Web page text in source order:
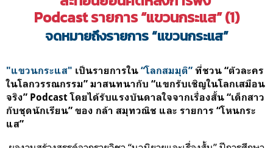
Podcast รายการ “แขวนกระแส”(1)
จดหมายถึงรายการ “แขวนกระแส”
"แขวนกระแส" เป็นรายการใน “โลกสมมุติ” ที่ชวน “ตัวละคร
ในโลกวรรณกรรม” มาสนทนากับ “แขกรับเชิญในโลกเสมือน
จริง” Podcast โดยได้รับแรงบันดาลใจจากเรื่องสั้น “เด็กสาว
กับชุดนักเรียน”​ ของ กล้า สมุทวณิช และ รายการ “โหนกระ
แส”